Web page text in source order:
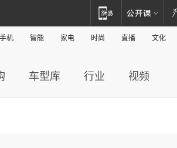
手机 智能 家电 时尚 直播 文化
车型库 行业 视频